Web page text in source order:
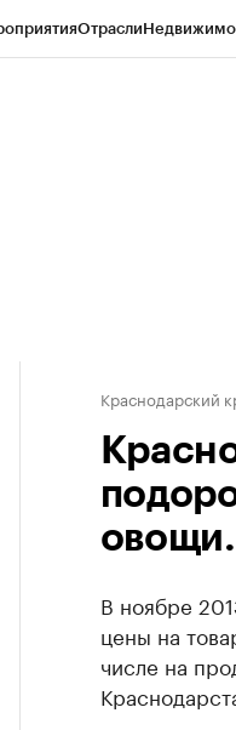
Отрасли
Краснодарский
овощи.
В ноябре
цены на
числе на